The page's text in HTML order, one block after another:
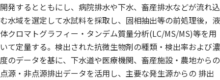
開発するとともにし、病院排水や下水、畜産排水などが流れ込
む水域を選定して水試料を採取し、固相抽出等の前処理後，液
体クロマトグラフィー・タンデム質量分析(LC/MS/MS)等を用
いて定量する。検出された抗微生物剤の種類・検出率および濃
度のデータを基に、下水道や医療機関、畜産施設・農地からの
点源・非点源排出データを活用し、主要な発生源からの 排出